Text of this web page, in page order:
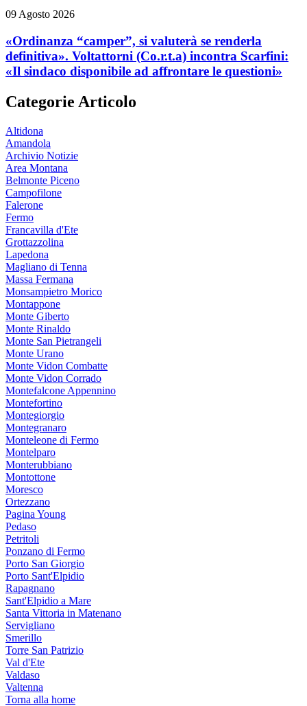
09 Agosto 2026
«Ordinanza “camper”, si valuterà se renderla
definitiva». Voltattorni (Co.r.t.a) incontra Scarfini:
«Il sindaco disponibile ad affrontare le questioni»
Categorie Articolo
Altidona
Amandola
Archivio Notizie
Area Montana
Belmonte Piceno
Campofilone
Falerone
Fermo
Francavilla d'Ete
Grottazzolina
Lapedona
Magliano di Tenna
Massa Fermana
Monsampietro Morico
Montappone
Monte Giberto
Monte Rinaldo
Monte San Pietrangeli
Monte Urano
Monte Vidon Combatte
Monte Vidon Corrado
Montefalcone Appennino
Montefortino
Montegiorgio
Montegranaro
Monteleone di Fermo
Montelparo
Monterubbiano
Montottone
Moresco
Ortezzano
Pagina Young
Pedaso
Petritoli
Ponzano di Fermo
Porto San Giorgio
Porto Sant'Elpidio
Rapagnano
Sant'Elpidio a Mare
Santa Vittoria in Matenano
Servigliano
Smerillo
Torre San Patrizio
Val d'Ete
Valdaso
Valtenna
Torna alla home